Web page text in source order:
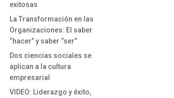
exitosas
La Transformación en las
Organizaciones: El saber
“hacer” y saber “ser”
Dos ciencias sociales se
aplican a la cultura
empresarial
VIDEO: Liderazgo y éxito,